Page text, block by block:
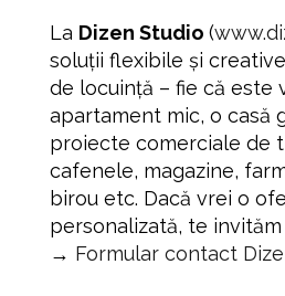
La Dizen Studio (
soluții flexibile și
de locuință – fie că este
apartament mic, o casă
proiecte comerciale de
cafenele, magazine,
birou etc. Dacă vrei o
personalizată, te
→ Formular contact